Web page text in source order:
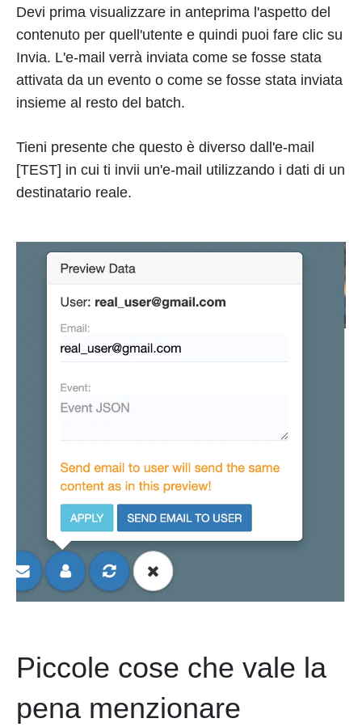
Devi prima visualizzare in anteprima l'aspetto del
contenuto per quell'utente e quindi puoi fare clic su
Invia. L'e-mail verrà inviata come se fosse stata
attivata da un evento o come se fosse stata inviata
insieme al resto del batch.
Tieni presente che questo è diverso dall'e-mail
[TEST] in cui ti invii un'e-mail utilizzando i dati di un
destinatario reale.
Piccole cose che vale la
pena menzionare